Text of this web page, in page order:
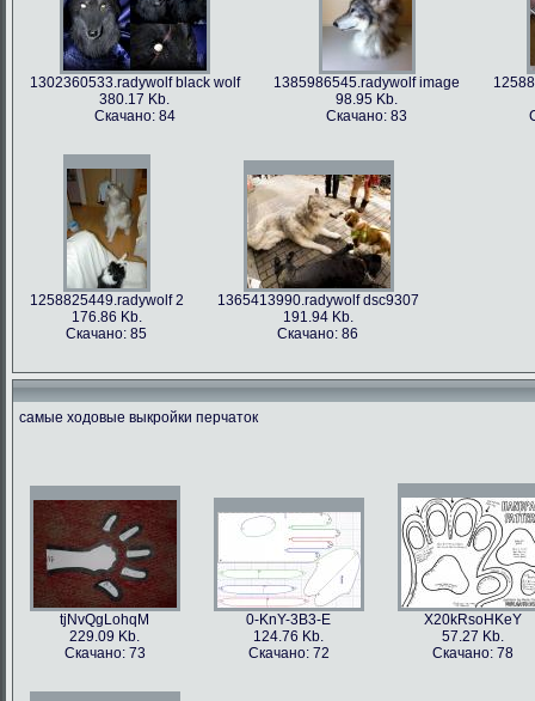
1393372244.radywolf eixin-20
3836.44 Kb.
Скачано: 70
1394357978.radywolf image
82.75 Kb.
Скачано: 70
1302360533.radywolf black wolf
380.17 Kb.
Скачано: 84
1385986545.radywolf image
98.95 Kb.
Скачано: 83
1258825449.radywolf 2
176.86 Kb.
Скачано: 85
1365413990.radywolf dsc9307
191.94 Kb.
Скачано: 86
самые ходовые выкройки перчаток
tjNvQgLohqM
229.09 Kb.
Скачано: 73
0-KnY-3B3-E
124.76 Kb.
Скачано: 72
X20kRsoHKeY
57.27 Kb.
Скачано: 78